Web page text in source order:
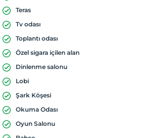
Teras
Tv odası
Toplantı odası
Özel sigara içilen alan
Dinlenme salonu
Lobi
Şark Köşesi
Okuma Odası
Oyun Salonu